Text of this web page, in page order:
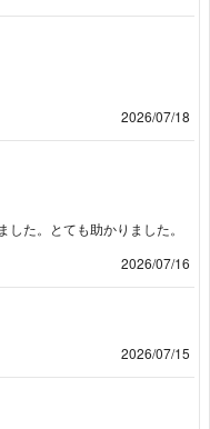
2026/07/18
た。とても助かりました。
2026/07/16
2026/07/15